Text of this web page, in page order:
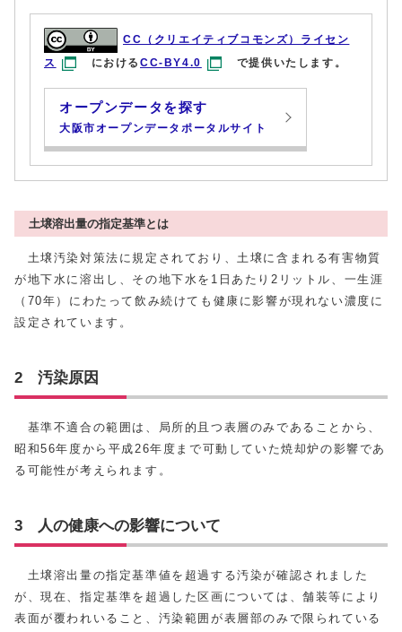
CC（クリエイティブコモンズ）ライセン
ス
におけるCC-BY4.0 で提供いたします。
オープンデータを探す
大阪市オープンデータポータルサイト
土壌溶出量の指定基準とは
土壌汚染対策法に規定されており、土壌に含まれる有害物質
が地下水に溶出し、その地下水を1日あたり2リットル、一生涯
（70年）にわたって飲み続けても健康に影響が現れない濃度に
設定されています。
2 汚染原因
基準不適合の範囲は、局所的且つ表層のみであることから、
昭和56年度から平成26年度まで可動していた焼却炉の影響であ
る可能性が考えられます。
3 人の健康への影響について
土壌溶出量の指定基準値を超過する汚染が確認されました
が、現在、指定基準を超過した区画については、舗装等により
表面が覆われいること、汚染範囲が表層部のみで限られている